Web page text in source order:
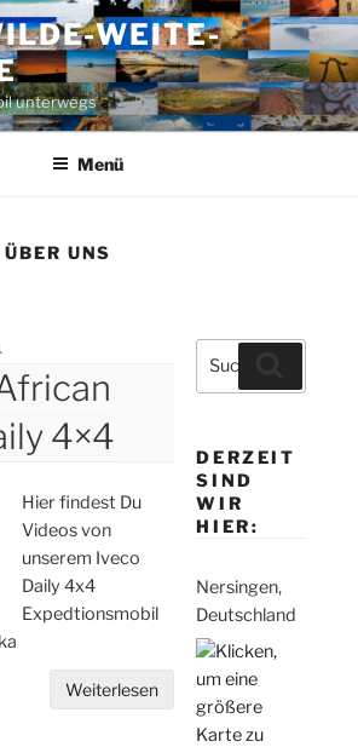
WEITE-
unterwegs
Menü
ÜBER UNS
4×4
Hier findest Du
Videos von
unserem Iveco
Daily 4x4
Expedtionsmobil
Weiterlesen
Suche
nach:
DERZEIT
SIND
WIR
HIER:
Nersingen,
Deutschland